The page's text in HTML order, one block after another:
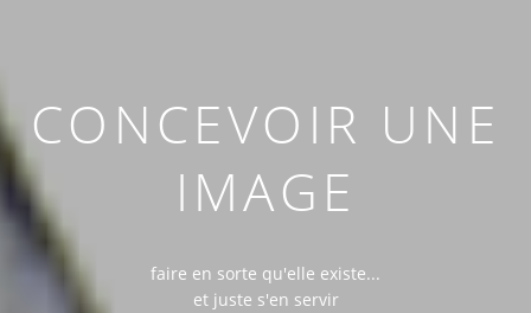
CONCEVOIR UNE
IMAGE
faire en sorte qu'elle existe...
et juste s'en servir